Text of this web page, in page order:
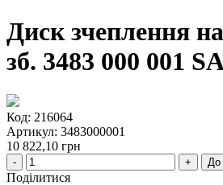
Диск зчеплення
зб. 3483 000 001
Код: 216064
Артикул: 3483000001
10 822,10 грн
До
Поділитися